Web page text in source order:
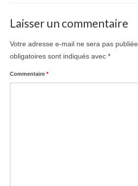
Laisser un commentaire
Votre adresse e-mail ne sera pas publiée.
obligatoires sont indiqués avec *
Commentaire *